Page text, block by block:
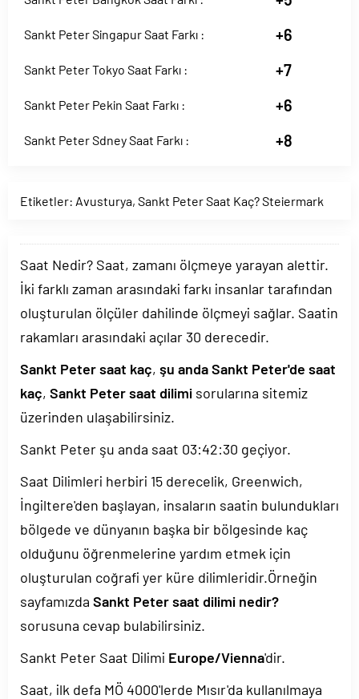
Sankt Peter Singapur Saat Farkı : +6
Sankt Peter Tokyo Saat Farkı : +7
Sankt Peter Pekin Saat Farkı : +6
Sankt Peter Sdney Saat Farkı : +8
Etiketler: Avusturya, Sankt Peter Saat Kaç? Steiermark
Saat Nedir? Saat, zamanı ölçmeye yarayan alettir.
İki farklı zaman arasındaki farkı insanlar tarafından
oluşturulan ölçüler dahilinde ölçmeyi sağlar. Saatin
rakamları arasındaki açılar 30 derecedir.
Sankt Peter saat kaç, şu anda Sankt Peter'de saat
kaç, Sankt Peter saat dilimi sorularına sitemiz
üzerinden ulaşabilirsiniz.
Sankt Peter şu anda saat 03:42:30 geçiyor.
Saat Dilimleri herbiri 15 derecelik, Greenwich,
İngiltere'den başlayan, insaların saatin bulundukları
bölgede ve dünyanın başka bir bölgesinde kaç
olduğunu öğrenmelerine yardım etmek için
oluşturulan coğrafi yer küre dilimleridir.Örneğin
sayfamızda Sankt Peter saat dilimi nedir?
sorusuna cevap bulabilirsiniz.
Sankt Peter Saat Dilimi Europe/Vienna'dir.
Saat, ilk defa MÖ 4000'lerde Mısır'da kullanılmaya